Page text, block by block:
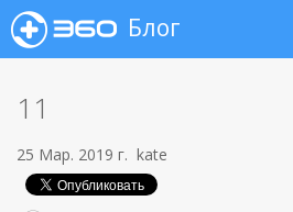
Блог
11
25 Мар. 2019 г. kate